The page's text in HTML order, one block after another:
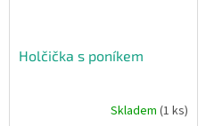
Holčička s poníkem
Skladem (1 ks)